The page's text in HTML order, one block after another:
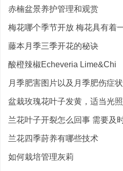
赤楠盆景养护管理和观赏
梅花哪个季节开放 梅花具有着
藤本月季三季开花的秘诀
酸橙辣椒Echeveria Lime&Chi
月季肥害图片以及月季肥伤症
盆栽玫瑰花叶子发黄，适当光
兰花叶子开裂怎么回事 需要及
兰花四季莳养有哪些技术
如何栽培管理灰莉